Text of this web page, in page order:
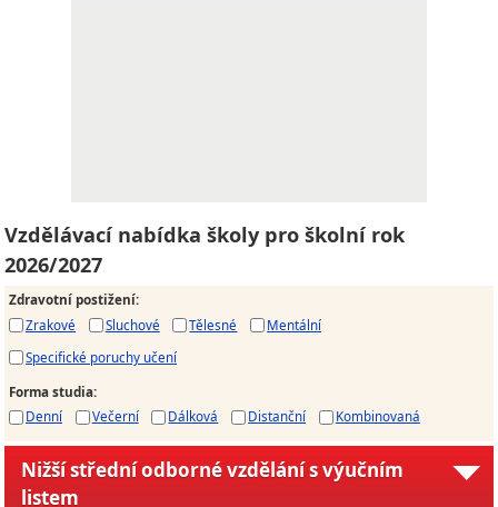
Vzdělávací nabídka školy pro školní rok
2026/2027
Zdravotní postižení:
Zrakové
Sluchové Tělesné
Mentální
Specifické poruchy učení
Forma studia:
Denní
Večerní Dálková Distanční Kombinovaná
Nižší střední odborné vzdělání s výučním
listem